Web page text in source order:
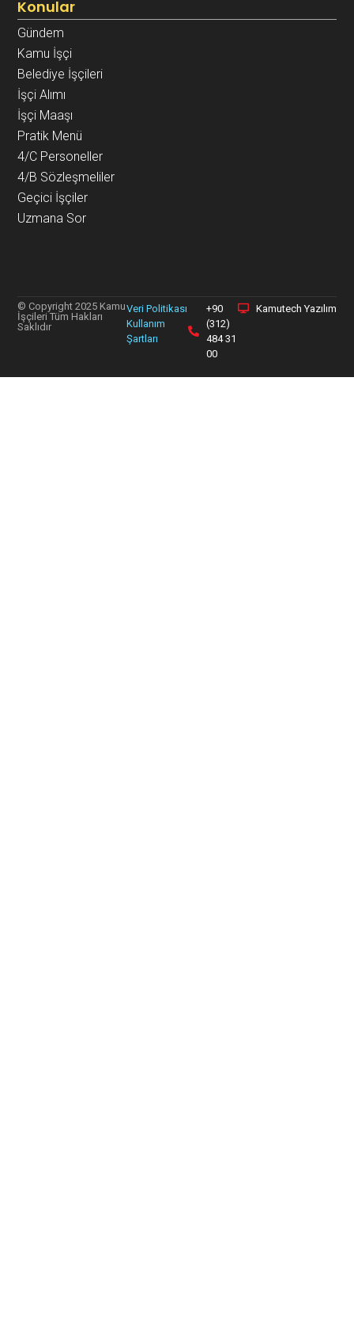
Konular
Gündem
Kamu İşçi
Belediye İşçileri
İşçi Alımı
İşçi Maaşı
Pratik Menü
4/C Personeller
4/B Sözleşmeliler
Geçici İşçiler
Uzmana Sor
© Copyright 2025 Kamu
İşçileri Tüm Hakları
Saklıdır
Veri Politikası
Kullanım
Şartları
+90
(312)
484 31
00
Kamutech Yazılım